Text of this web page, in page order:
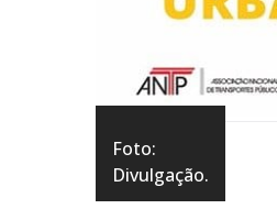
Foto:
Divulgação.